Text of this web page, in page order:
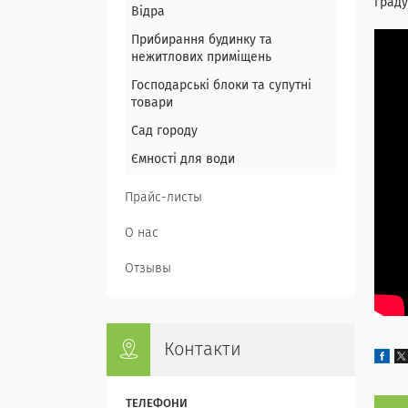
Відра
Прибирання будинку та
нежитлових приміщень
Господарські блоки та супутні
товари
Сад городу
Ємності для води
Прайс-листы
О нас
Отзывы
Контакти